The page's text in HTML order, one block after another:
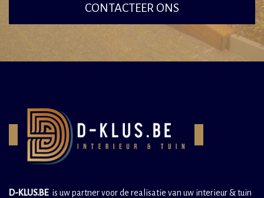
CONTACTEER ONS
D-KLUS.BEis uw partner voor de realisatie van uw interieur & tuin